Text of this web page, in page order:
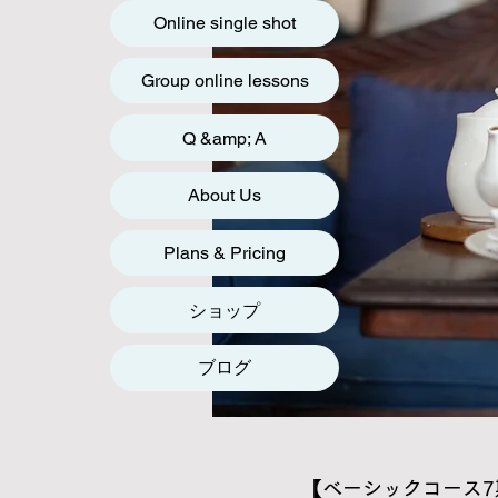
【ベーシックコース
Online single shot
Group online lessons
Q &amp; A
About Us
Plans & Pricing
ショップ
ブログ